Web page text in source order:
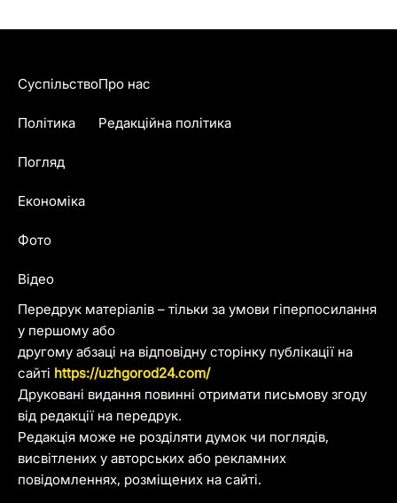
Передрук матеріалів – тільки за умови гіперпосилання
у першому або
другому абзаці на відповідну сторінку публікації на
сайті https://uzhgorod24.com/
Друковані видання повинні отримати письмову згоду
від редакції на передрук.
Редакція може не розділяти думок чи поглядів,
висвітлених у авторських або рекламних
повідомленнях, розміщених на сайті.
Суспільство
Політика
Погляд
Економіка
Фото
Відео
Про нас
Редакційна політика